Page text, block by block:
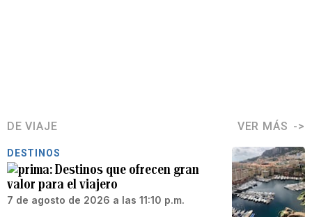
DE VIAJE VER MÁS
DESTINOS
Destinos que ofrecen gran
valor para el viajero
7 de agosto de 2026 a las 11:10 p.m.